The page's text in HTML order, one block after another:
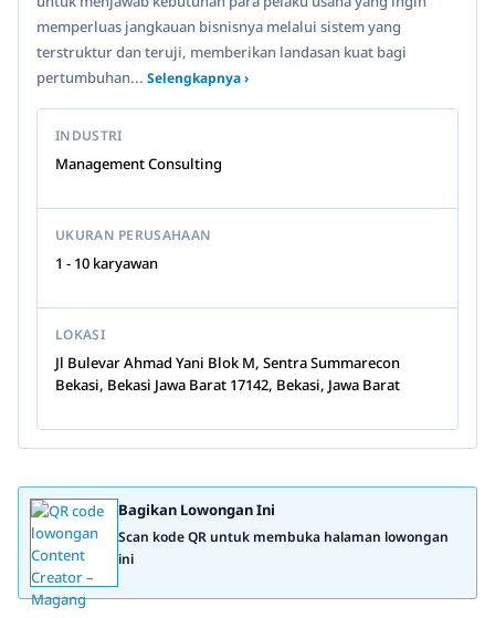
memperluas jangkauan bisnisnya melalui sistem yang
terstruktur dan teruji, memberikan landasan kuat bagi
pertumbuhan... Selengkapnya ›
INDUSTRI
Management Consulting
UKURAN PERUSAHAAN
1 - 10 karyawan
LOKASI
Jl Bulevar Ahmad Yani Blok M, Sentra Summarecon
Bekasi, Bekasi Jawa Barat 17142, Bekasi, Jawa Barat
Bagikan Lowongan Ini
Scan kode QR untuk membuka halaman lowongan
ini